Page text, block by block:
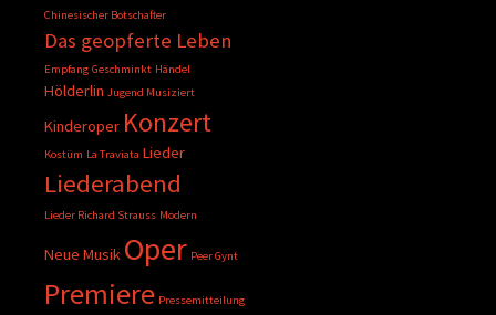
Chinesischer Botschafter
Das geopferte Leben
Empfang Geschminkt Händel
Hölderlin Jugend Musiziert
Kinderoper Konzert
Kostüm La Traviata Lieder
Liederabend
Lieder Richard Strauss Modern
Neue Musik Oper Peer Gynt
Premiere Pressemitteilung